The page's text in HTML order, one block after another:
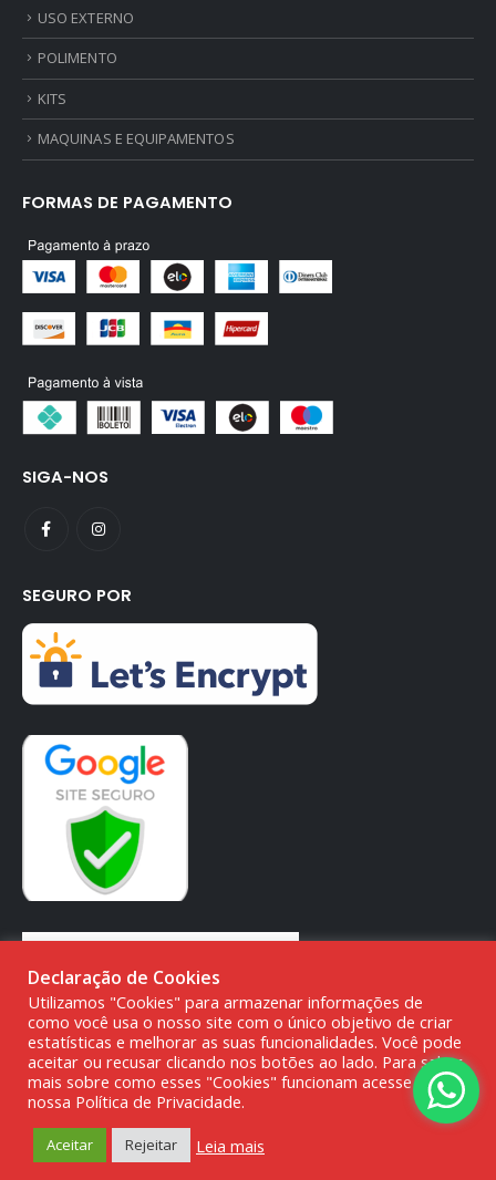
USO EXTERNO
POLIMENTO
KITS
MAQUINAS E EQUIPAMENTOS
FORMAS DE PAGAMENTO
SIGA-NOS
SEGURO POR
© DMG PARTS COMÉRCIO DE PRODUTOS AUTOMOTIVOS -
20.387.727/0001-80
Declaração de Cookies
Utilizamos "Cookies" para armazenar informações de
como você usa o nosso site com o único objetivo de criar
estatísticas e melhorar as suas funcionalidades. Você pode
aceitar ou recusar clicando nos botões ao lado. Para saber
mais sobre como esses "Cookies" funcionam acesse a
nossa Política de Privacidade.
Aceitar Rejeitar Leia mais